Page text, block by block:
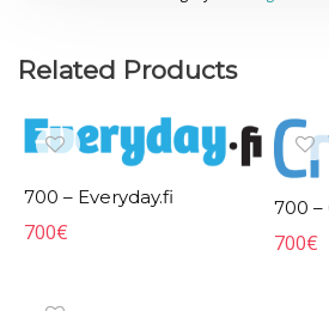
Related Products
700 – Everyday.fi
700€
700 –
700€